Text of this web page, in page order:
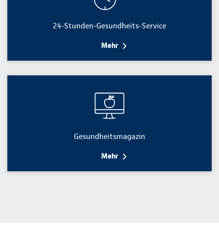
24-Stunden-Gesundheits-Service
Mehr
Gesundheitsmagazin
Mehr